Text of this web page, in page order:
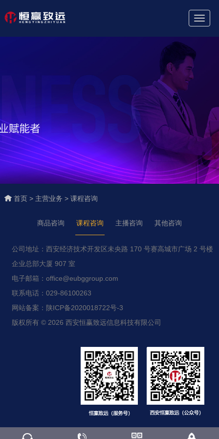
首页 > 主营业务 > 课程咨询
商品咨询 课程咨询 主播咨询 其他咨询
公司地址：西安经济技术开发区未央路 170 号赛高城市广场 2 号楼
企业总部大厦 907 室
电子邮箱：office@eubggroup.com
联系电话：029-86100263
网站备案：陕ICP备2020018722号-3
版权所有 © 2026 西安恒赢致远信息科技有限公司